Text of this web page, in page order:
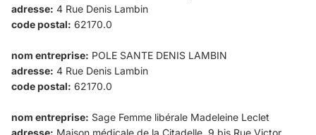
adresse: 4 Rue Denis Lambin
code postal: 62170.0
nom entreprise: POLE SANTE DENIS LAMBIN
adresse: 4 Rue Denis Lambin
code postal: 62170.0
nom entreprise: Sage Femme libérale Madeleine Leclet
adresse: Maison médicale de la Citadelle, 9 bis Rue Victor